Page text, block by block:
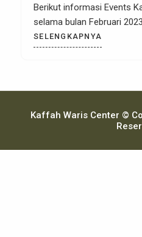
Berikut informasi Events
selama bulan Februari
SELENGKAPNYA
Kaffah Waris Center ©